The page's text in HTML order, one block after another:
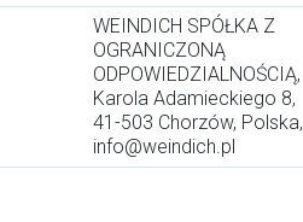
WEINDICH SPÓŁKA Z
OGRANICZONĄ
ODPOWIEDZIALNOŚCIĄ,
Karola Adamieckiego 8,
41-503 Chorzów, Polska,
info@weindich.pl